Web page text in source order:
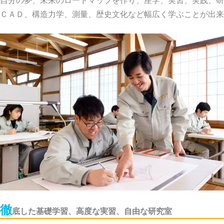
ＣＡＤ、構造力学、測量、歴史文化など幅広く学ぶことが出
徹底した基礎学習、高度な実習、自由な研究室